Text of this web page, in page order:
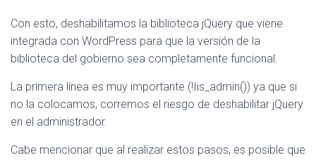
Con esto, deshabilitamos la biblioteca jQuery que viene
integrada con WordPress para que la versión de la
biblioteca del gobierno sea completamente funcional.
La primera línea es muy importante (!Iis_admin()) ya que si
no la colocamos, corremos el riesgo de deshabilitar jQuery
en el administrador.
Cabe mencionar que al realizar estos pasos, es posible que